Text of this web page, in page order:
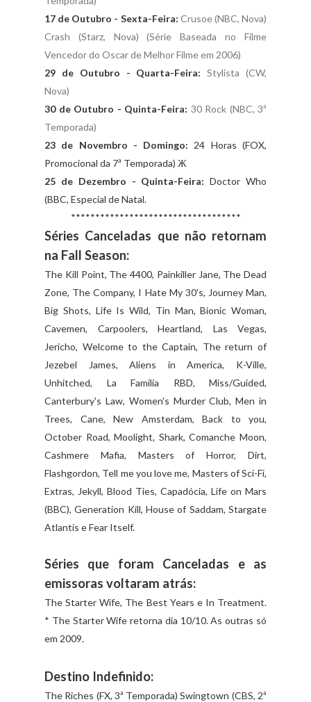
17 de Outubro - Sexta-Feira: Crusoe (NBC, Nova)
Crash (Starz, Nova) (Série Baseada no Filme
Vencedor do Oscar de Melhor Filme em 2006)
29 de Outubro - Quarta-Feira: Stylista (CW,
Nova)
30 de Outubro - Quinta-Feira: 30 Rock (NBC, 3ª
Temporada)
23 de Novembro - Domingo: 24 Horas (FOX,
Promocional da 7ª Temporada) Ж
25 de Dezembro - Quinta-Feira: Doctor Who
(BBC, Especial de Natal.
***********************************
Séries Canceladas que não retornam
na Fall Season:
The Kill Point, The 4400, Painkiller Jane, The Dead
Zone, The Company, I Hate My 30's, Journey Man,
Big Shots, Life Is Wild, Tin Man, Bionic Woman,
Cavemen, Carpoolers, Heartland, Las Vegas,
Jericho, Welcome to the Captain, The return of
Jezebel James, Aliens in America, K-Ville,
Unhitched, La Familia RBD, Miss/Guided,
Canterbury's Law, Women's Murder Club, Men in
Trees, Cane, New Amsterdam, Back to you,
October Road, Moolight, Shark, Comanche Moon,
Cashmere Mafia, Masters of Horror, Dirt,
Flashgordon, Tell me you love me, Masters of Sci-Fi,
Extras, Jekyll, Blood Ties, Capadócia, Life on Mars
(BBC), Generation Kill, House of Saddam, Stargate
Atlantis e Fear Itself.
Séries que foram Canceladas e as
emissoras voltaram atrás:
The Starter Wife, The Best Years e In Treatment.
* The Starter Wife retorna dia 10/10. As outras só
em 2009.
Destino Indefinido:
The Riches (FX, 3ª Temporada) Swingtown (CBS, 2ª